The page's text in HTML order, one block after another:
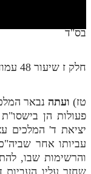
חלק יג
חלק טו
בית שער הכוונות
בס"ד
חלק ז שיעור 48 עמוד תקסו
טז) ועתה נבאר
פעולות הן
יציאת ד' המלכים
עביותו אחר
והרשימות שבו,
שחזר עליו